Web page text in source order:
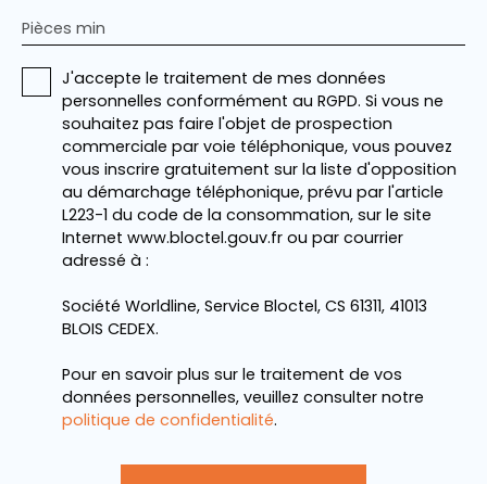
Pièces min
J'accepte le traitement de mes données
personnelles conformément au RGPD. Si vous ne
souhaitez pas faire l'objet de prospection
commerciale par voie téléphonique, vous pouvez
vous inscrire gratuitement sur la liste d'opposition
au démarchage téléphonique, prévu par l'article
L223-1 du code de la consommation, sur le site
Internet www.bloctel.gouv.fr ou par courrier
adressé à :
Société Worldline, Service Bloctel, CS 61311, 41013
BLOIS CEDEX.
Pour en savoir plus sur le traitement de vos
données personnelles, veuillez consulter notre
politique de confidentialité.